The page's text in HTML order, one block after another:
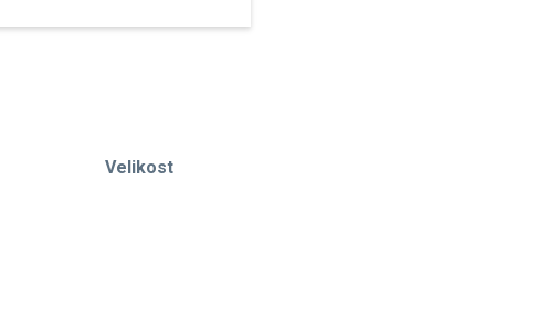
Velikost